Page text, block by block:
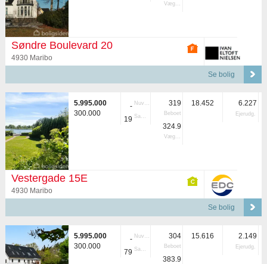
Vægtet
Søndre Boulevard 20
4930 Maribo
Se bolig
5.995.000
300.000
- Nuvær.
19 Samlet
319
Beboet
324.9
Vægtet
18.452 6.227
Ejerudg.
Vestergade 15E
4930 Maribo
Se bolig
5.995.000
300.000
- Nuvær.
79 Samlet
304
Beboet
383.9
15.616 2.149
Ejerudg.